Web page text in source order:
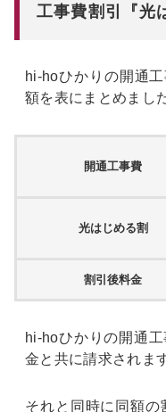
工事費割引『光
hi-hoひかりの開通
額を表にまとめまし
開通工事費
光はじめる割
割引後料金
hi-hoひかりの開通
金と共に請求されま
それと同時に同額の